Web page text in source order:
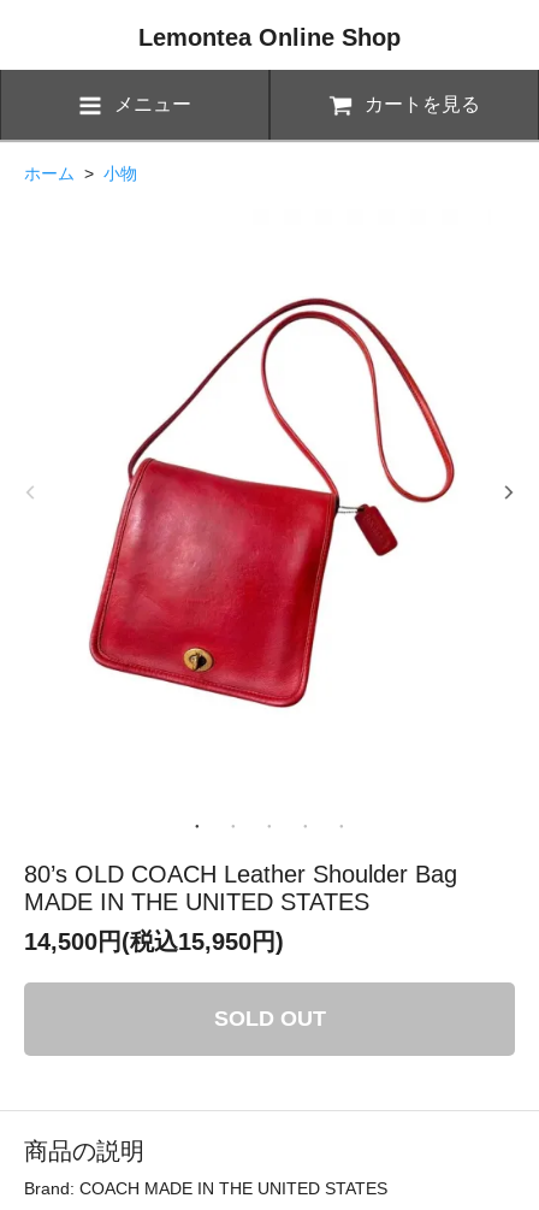
Lemontea Online Shop
メニュー カートを見る
ホーム > 小物
80’s OLD COACH Leather Shoulder Bag
MADE IN THE UNITED STATES
14,500円(税込15,950円)
SOLD OUT
商品の説明
Brand: COACH MADE IN THE UNITED STATES